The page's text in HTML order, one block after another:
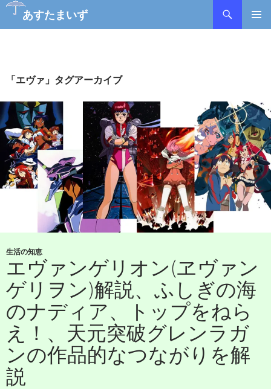
あすたまいず
ツ
ス
キ
ッ
プ
「エヴァ」タグアーカイブ
生活の知恵
エヴァンゲリオン(ヱヴァン
ゲリヲン)解説、ふしぎの海
のナディア、トップをねら
え！、天元突破グレンラガ
ンの作品的なつながりを解
説